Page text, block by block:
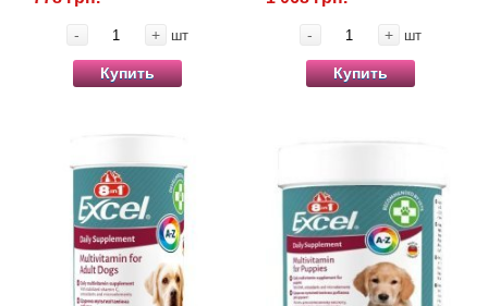
- + шт
Купить
- + шт
Купить